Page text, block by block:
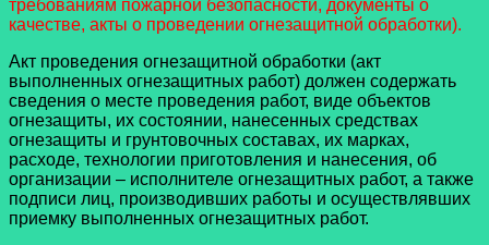
требованиям пожарной безопасности, документы о
качестве, акты о проведении огнезащитной обработки).
Акт проведения огнезащитной обработки (акт
выполненных огнезащитных работ) должен содержать
сведения о месте проведения работ, виде объектов
огнезащиты, их состоянии, нанесенных средствах
огнезащиты и грунтовочных составах, их марках,
расходе, технологии приготовления и нанесения, об
организации – исполнителе огнезащитных работ, а также
подписи лиц, производивших работы и осуществлявших
приемку выполненных огнезащитных работ.